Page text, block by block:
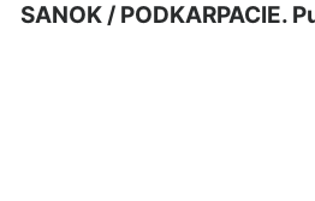
SANOK /